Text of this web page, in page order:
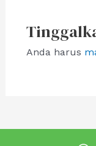
Anda harus